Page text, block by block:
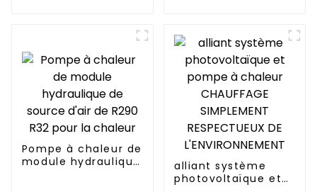
de 7.2kw 18000BTU
Pompe à chaleur de
module hydraulique
alliant système
photovoltaïque et